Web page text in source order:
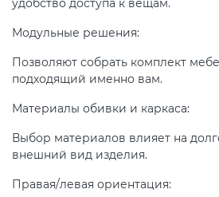
удобство доступа к вещам.
Модульные решения:
Позволяют собрать комплект
подходящий именно вам.
Материалы обивки и каркаса:
Выбор материалов влияет на
внешний вид изделия.
Правая/левая ориентация: